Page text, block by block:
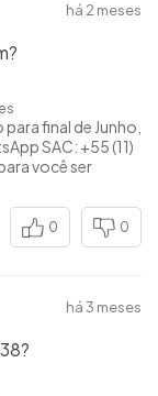
há 2 meses
final de Junho,
SAC: +55 (11)
você ser
0 0
há 3 meses